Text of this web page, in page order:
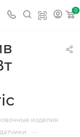
0
изделия
—